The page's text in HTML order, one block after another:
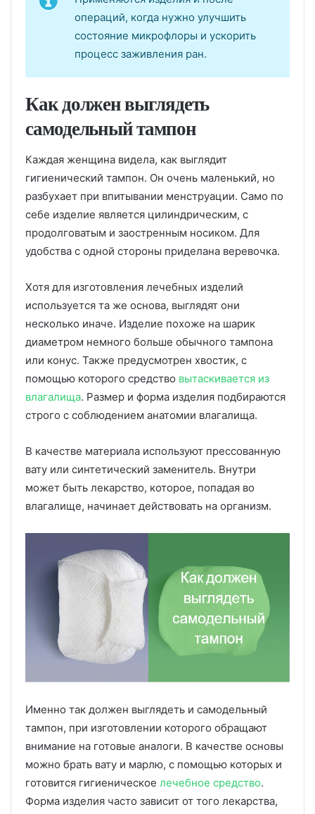
операций, когда нужно улучшить
состояние микрофлоры и ускорить
процесс заживления ран.
Как должен выглядеть
самодельный тампон
Каждая женщина видела, как выглядит
гигиенический тампон. Он очень маленький, но
разбухает при впитывании менструации. Само по
себе изделие является цилиндрическим, с
продолговатым и заостренным носиком. Для
удобства с одной стороны приделана веревочка.
Хотя для изготовления лечебных изделий
используется та же основа, выглядят они
несколько иначе. Изделие похоже на шарик
диаметром немного больше обычного тампона
или конус. Также предусмотрен хвостик, с
помощью которого средство вытаскивается из
влагалища. Размер и форма изделия подбираются
строго с соблюдением анатомии влагалища.
В качестве материала используют прессованную
вату или синтетический заменитель. Внутри
может быть лекарство, которое, попадая во
влагалище, начинает действовать на организм.
Именно так должен выглядеть и самодельный
тампон, при изготовлении которого обращают
внимание на готовые аналоги. В качестве основы
можно брать вату и марлю, с помощью которых и
готовится гигиеническое лечебное средство.
Форма изделия часто зависит от того лекарства,